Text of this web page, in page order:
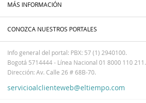
MÁS INFORMACIÓN
CONOZCA NUESTROS PORTALES
Info general del portal: PBX: 57 (1) 2940100.
Bogotá 5714444 - Línea Nacional 01 8000 110 211.
Dirección: Av. Calle 26 # 68B-70.
servicioalclienteweb@eltiempo.com